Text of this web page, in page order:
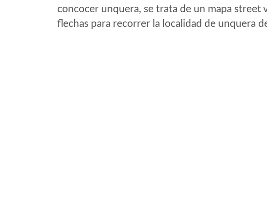
concocer unquera, se trata de un mapa street
flechas para recorrer la localidad de unquera